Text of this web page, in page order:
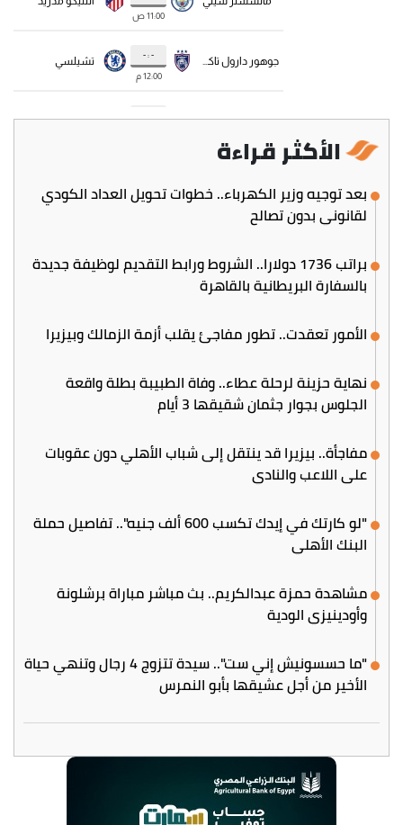
الأكثر قراءة
بعد توجيه وزير الكهرباء.. خطوات تحويل العداد الكودي
لقانوني بدون تصالح
براتب 1736 دولارا.. الشروط ورابط التقديم لوظيفة جديدة
بالسفارة البريطانية بالقاهرة
الأمور تعقدت.. تطور مفاجئ يقلب أزمة الزمالك وبيزيرا
نهاية حزينة لرحلة عطاء.. وفاة الطبيبة بطلة واقعة
الجلوس بجوار جثمان شقيقها 3 أيام
مفاجأة.. بيزيرا قد ينتقل إلى شباب الأهلي دون عقوبات
على اللاعب والنادي
"لو كارتك في إيدك تكسب 600 ألف جنيه".. تفاصيل حملة
البنك الأهلي
مشاهدة حمزة عبدالكريم.. بث مباشر مباراة برشلونة
وأودينيزي الودية
"ما حسسونيش إني ست".. سيدة تتزوج 4 رجال وتنهي حياة
الأخير من أجل عشيقها بأبو النمرس